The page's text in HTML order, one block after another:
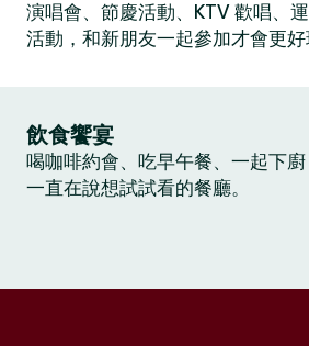
演唱會、節慶活動、KTV 歡唱、
活動，和新朋友一起參加才會更好
飲食饗宴
喝咖啡約會、吃早午餐、一起下
一直在說想試試看的餐廳。